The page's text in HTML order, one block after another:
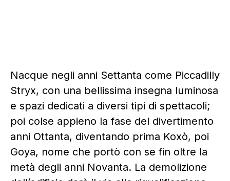
Nacque negli anni Settanta come Piccadilly
Stryx, con una bellissima insegna luminosa
e spazi dedicati a diversi tipi di spettacoli;
poi colse appieno la fase del divertimento
anni Ottanta, diventando prima Koxò, poi
Goya, nome che portò con se fin oltre la
metà degli anni Novanta. La demolizione